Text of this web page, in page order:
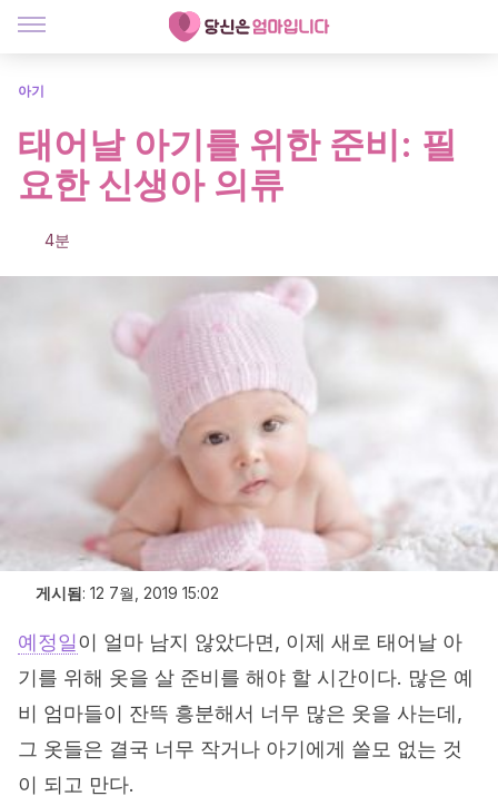
아기
태어날 아기를 위한 준비: 필
요한 신생아 의류
4분
게시됨: 12 7월, 2019 15:02
예정일이 얼마 남지 않았다면, 이제 새로 태어날 아
기를 위해 옷을 살 준비를 해야 할 시간이다. 많은 예
비 엄마들이 잔뜩 흥분해서 너무 많은 옷을 사는데,
그 옷들은 결국 너무 작거나 아기에게 쓸모 없는 것
이 되고 만다.